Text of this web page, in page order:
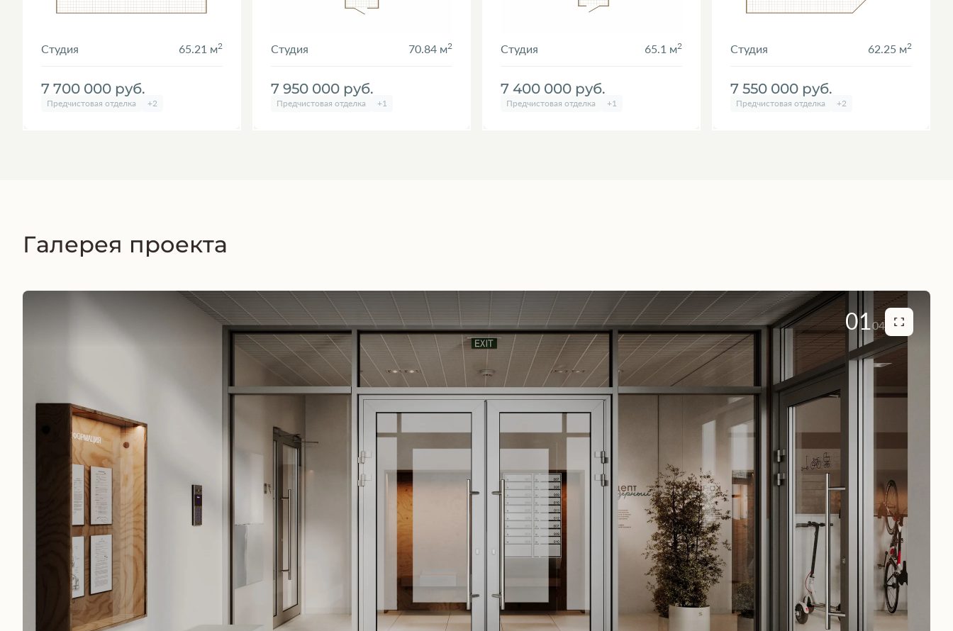
Студия 65.21 м2
7 700 000 руб.
Предчистовая отделка +2
Студия 70.84 м2
7 950 000 руб.
Предчистовая отделка +1
Студия 65.1 м2
7 400 000 руб.
Предчистовая отделка +1
Студия 62.25 м2
7 550 000 руб.
Предчистовая отделка +2
Галерея проекта
0104